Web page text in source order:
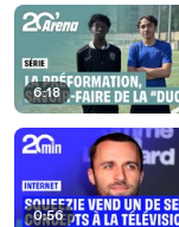
6:18
0:56